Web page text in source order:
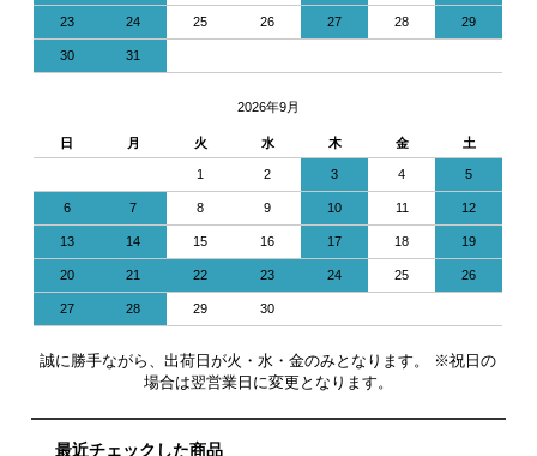
23 24 25 26 27 28 29
30 31
2026年9月
日 月 火 水 木 金 土
1 2 3 4 5
6 7 8 9 10 11 12
13 14 15 16 17 18 19
20 21 22 23 24 25 26
27 28 29 30
誠に勝手ながら、出荷日が火・水・金のみとなります。 ※祝日の
場合は翌営業日に変更となります。
最近チェックした商品